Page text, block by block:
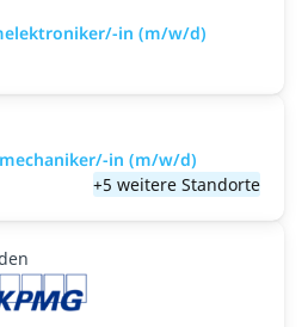
in (m/w/d)
in (m/w/d)
+5 weitere Standorte